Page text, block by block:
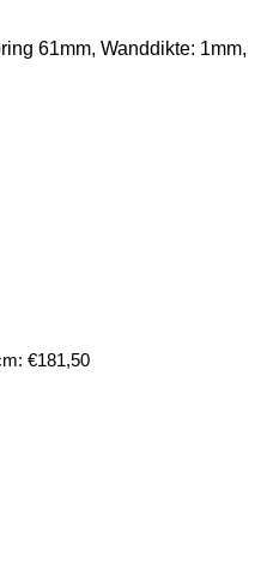
61mm, Wanddikte: 1mm,
€181,50